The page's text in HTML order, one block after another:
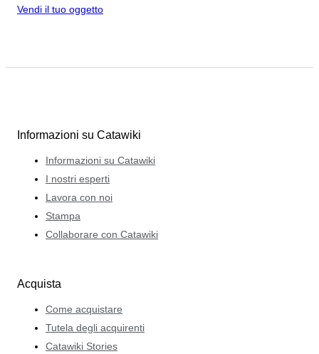
Vendi il tuo oggetto
Informazioni su Catawiki
Informazioni su Catawiki
I nostri esperti
Lavora con noi
Stampa
Collaborare con Catawiki
Acquista
Come acquistare
Tutela degli acquirenti
Catawiki Stories